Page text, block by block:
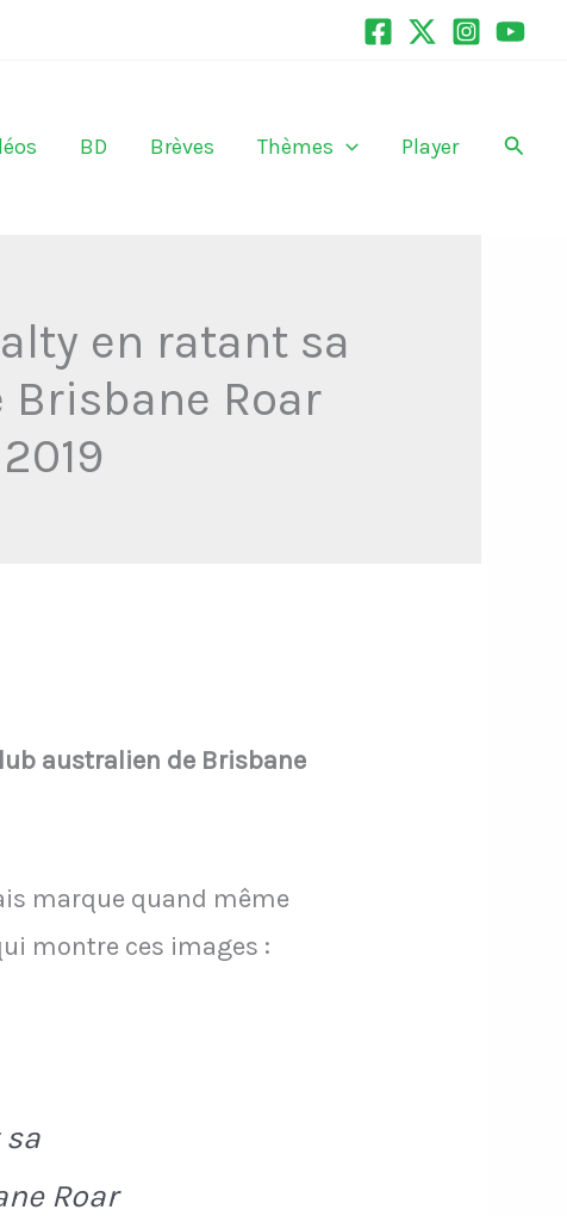
BD Brèves Thèmes Player
en ratant sa
Roar
australien de Brisbane
marque quand même
montre ces images :
Roar